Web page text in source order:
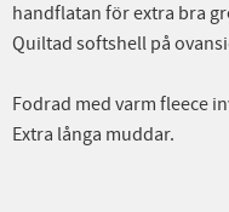
handflatan för extra bra
Quiltad softshell på
Fodrad med varm fleece
Extra långa muddar.